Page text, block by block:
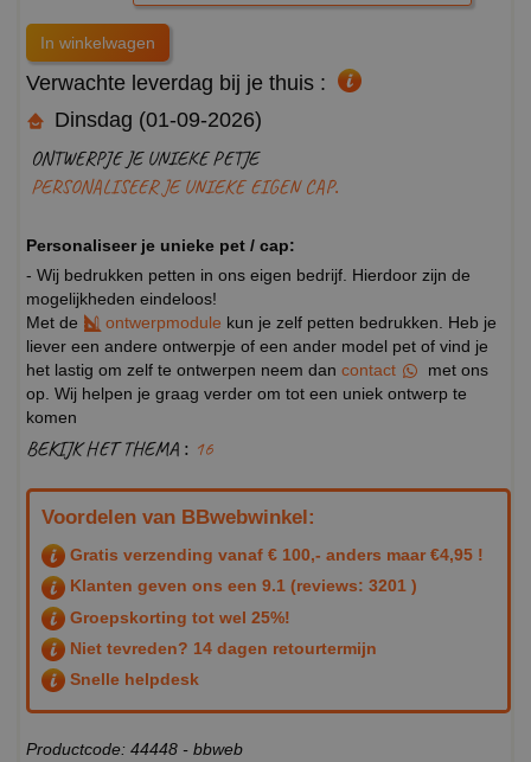
Verwachte leverdag bij je thuis :
Dinsdag (01-09-2026)
ONTWERPJE JE UNIEKE PETJE
PERSONALISEER JE UNIEKE EIGEN CAP.
Personaliseer je unieke pet / cap:
- Wij bedrukken petten in ons eigen bedrijf. Hierdoor zijn de
mogelijkheden eindeloos!
Met de
ontwerpmodule kun je zelf petten bedrukken. Heb je
liever een andere ontwerpje of een ander model pet of vind je
het lastig om zelf te ontwerpen neem dan contact
met ons
op. Wij helpen je graag verder om tot een uniek ontwerp te
komen
BEKIJK HET THEMA : 16
Voordelen van BBwebwinkel:
Gratis verzending vanaf € 100,- anders maar €4,95 !
Klanten geven ons een 9.1 (reviews: 3201 )
Groepskorting tot wel 25%!
Niet tevreden? 14 dagen retourtermijn
Snelle helpdesk
Productcode: 44448 - bbweb